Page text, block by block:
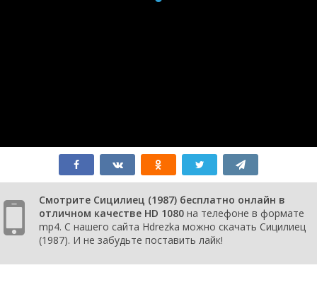
Смотрите Сицилиец (1987) бесплатно онлайн в
отличном качестве HD 1080 на телефоне в формате
mp4. С нашего сайта Hdrezka можно скачать Сицилиец
(1987). И не забудьте поставить лайк!